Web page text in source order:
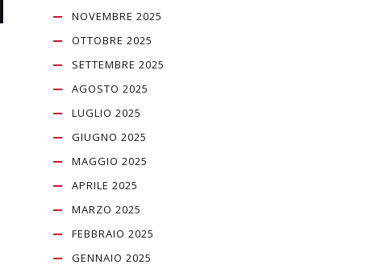
NOVEMBRE 2025
OTTOBRE 2025
SETTEMBRE 2025
AGOSTO 2025
LUGLIO 2025
GIUGNO 2025
MAGGIO 2025
APRILE 2025
MARZO 2025
FEBBRAIO 2025
GENNAIO 2025